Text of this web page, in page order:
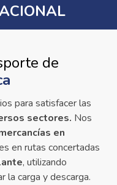
de
para satisfacer las
sectores. Nos
en
en rutas concertadas
, utilizando
la carga y descarga.